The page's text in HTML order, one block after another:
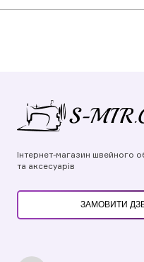
Інтернет-магазин швейного
та аксесуарів
ЗАМОВИТИ